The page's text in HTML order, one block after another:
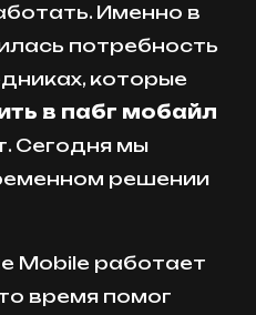
Именно в
потребность
которые
в пабг мобайл
Сегодня мы
решении
Mobile работает
время помог